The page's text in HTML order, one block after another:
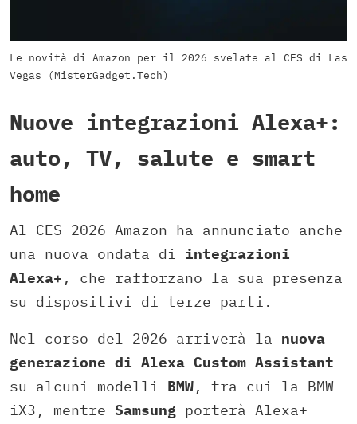
Le novità di Amazon per il 2026 svelate al CES di Las
Vegas (MisterGadget.Tech)
Nuove integrazioni Alexa+:
auto, TV, salute e smart
home
Al CES 2026 Amazon ha annunciato anche
una nuova ondata di integrazioni
Alexa+ , che rafforzano la sua presenza
su dispositivi di terze parti.
Nel corso del 2026 arriverà la nuova
generazione di Alexa Custom Assistant
su alcuni modelli BMW, tra cui la BMW
iX3, mentre Samsung porterà Alexa+